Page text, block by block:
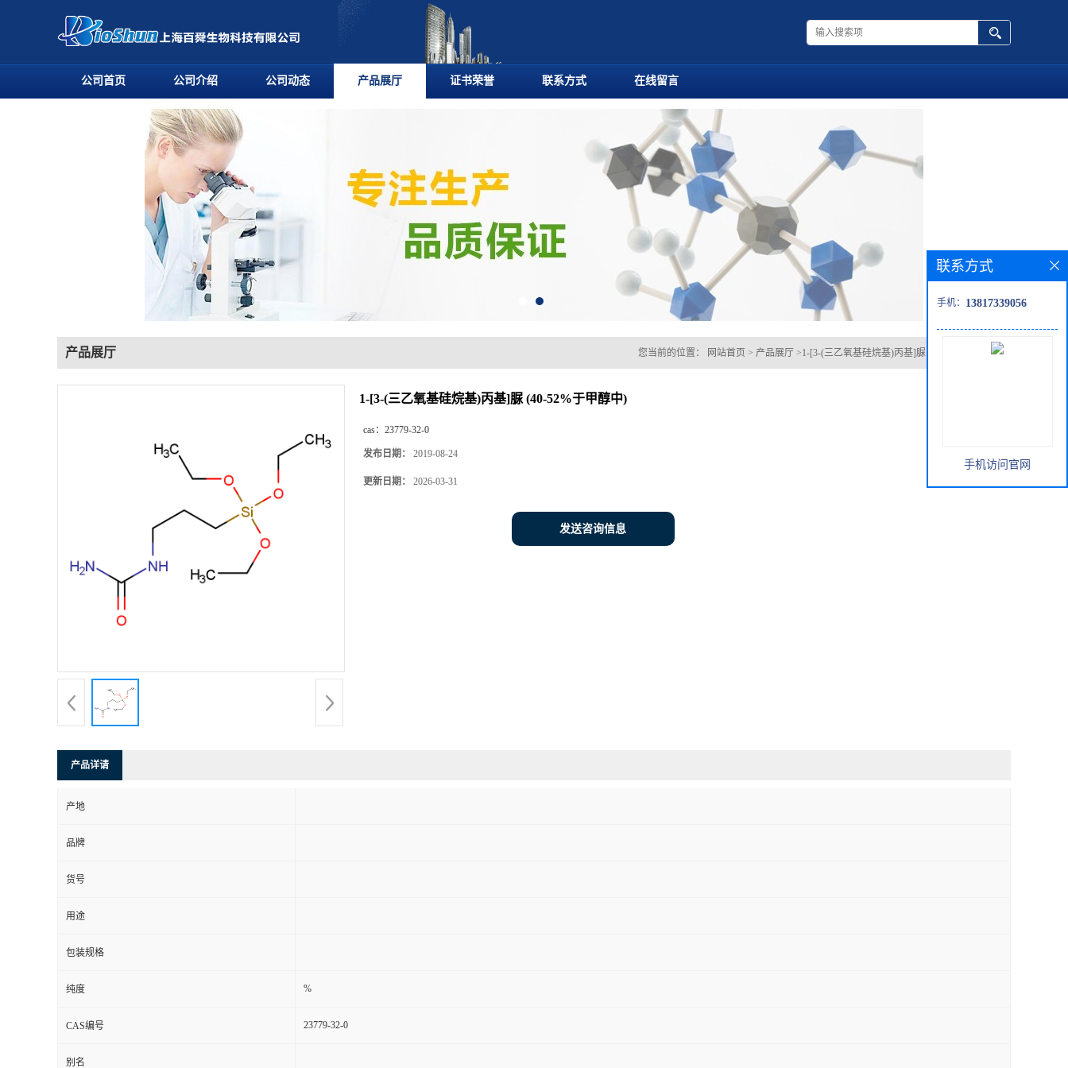
公司首页 公司介绍 公司动态 产品展厅 证书荣誉 联系方式 在线留言
产品展厅 您当前的位置： 网站首页 > 产品展厅 >1-[3-(三乙氧基硅烷基)丙基]脲 (40-52%于甲醇中)
1-[3-(三乙氧基硅烷基)丙基]脲 (40-52%于甲醇中)
cas： 23779-32-0
发布日期： 2019-08-24
更新日期： 2026-03-31
发送咨询信息
产品详请
产地
品牌
货号
用途
包装规格
纯度 %
CAS编号 23779-32-0
别名
联系方式
手机： 13817339056
手机访问官网